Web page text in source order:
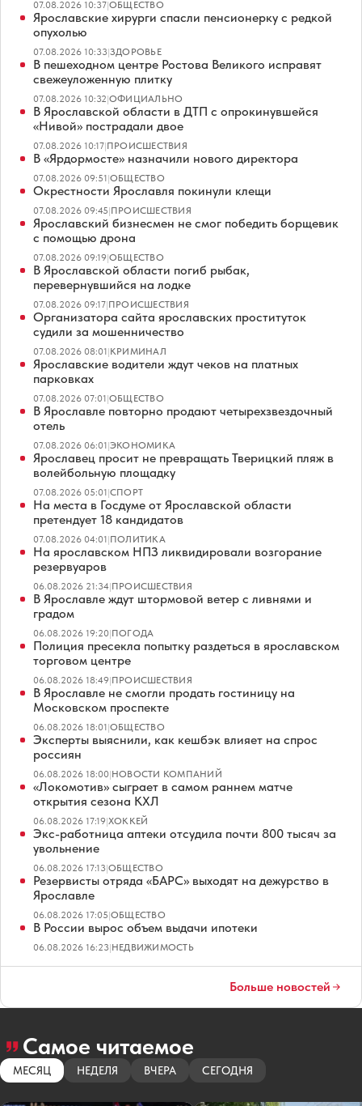
07.08.2026 10:37|ОБЩЕСТВО
Ярославские хирурги спасли пенсионерку с редкой
опухолью
07.08.2026 10:33|ЗДОРОВЬЕ
В пешеходном центре Ростова Великого исправят
свежеуложенную плитку
07.08.2026 10:32|ОФИЦИАЛЬНО
В Ярославской области в ДТП с опрокинувшейся
«Нивой» пострадали двое
07.08.2026 10:17|ПРОИСШЕСТВИЯ
В «Ярдормосте» назначили нового директора
07.08.2026 09:51|ОБЩЕСТВО
Окрестности Ярославля покинули клещи
07.08.2026 09:45|ПРОИСШЕСТВИЯ
Ярославский бизнесмен не смог победить борщевик
с помощью дрона
07.08.2026 09:19|ОБЩЕСТВО
В Ярославской области погиб рыбак,
перевернувшийся на лодке
07.08.2026 09:17|ПРОИСШЕСТВИЯ
Организатора сайта ярославских проституток
судили за мошенничество
07.08.2026 08:01|КРИМИНАЛ
Ярославские водители ждут чеков на платных
парковках
07.08.2026 07:01|ОБЩЕСТВО
В Ярославле повторно продают четырехзвездочный
отель
07.08.2026 06:01|ЭКОНОМИКА
Ярославец просит не превращать Тверицкий пляж в
волейбольную площадку
07.08.2026 05:01|СПОРТ
На места в Госдуме от Ярославской области
претендует 18 кандидатов
07.08.2026 04:01|ПОЛИТИКА
На ярославском НПЗ ликвидировали возгорание
резервуаров
06.08.2026 21:34|ПРОИСШЕСТВИЯ
В Ярославле ждут штормовой ветер с ливнями и
градом
06.08.2026 19:20|ПОГОДА
Полиция пресекла попытку раздеться в ярославском
торговом центре
06.08.2026 18:49|ПРОИСШЕСТВИЯ
В Ярославле не смогли продать гостиницу на
Московском проспекте
06.08.2026 18:01|ОБЩЕСТВО
Эксперты выяснили, как кешбэк влияет на спрос
россиян
06.08.2026 18:00|НОВОСТИ КОМПАНИЙ
«Локомотив» сыграет в самом раннем матче
открытия сезона КХЛ
06.08.2026 17:19|ХОККЕЙ
Экс-работница аптеки отсудила почти 800 тысяч за
увольнение
06.08.2026 17:13|ОБЩЕСТВО
Резервисты отряда «БАРС» выходят на дежурство в
Ярославле
06.08.2026 17:05|ОБЩЕСТВО
В России вырос объем выдачи ипотеки
06.08.2026 16:23|НЕДВИЖИМОСТЬ
Больше новостей
Самое читаемое
МЕСЯЦ НЕДЕЛЯ ВЧЕРА СЕГОДНЯ